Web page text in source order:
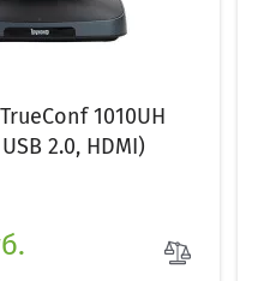
1010UH
2.0, HDMI)